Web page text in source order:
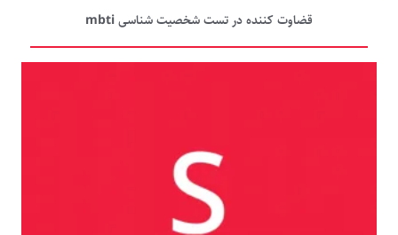
قضاوت کننده در تست شخصیت شناسی mbti